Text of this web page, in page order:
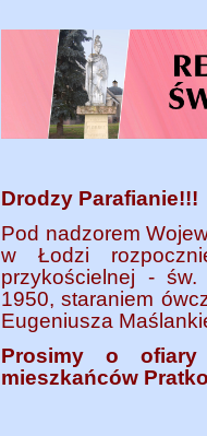
Drodzy Parafianie!!!
Pod nadzorem
w Łodzi
przykościelnej -
1950, staraniem
Eugeniusza
Prosimy o
mieszkańców